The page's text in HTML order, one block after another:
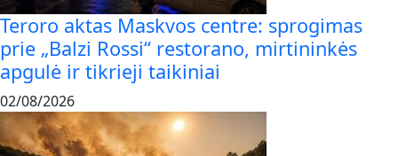
Teroro aktas Maskvos centre: sprogimas
prie „Balzi Rossi“ restorano, mirtininkės
apgulė ir tikrieji taikiniai
02/08/2026